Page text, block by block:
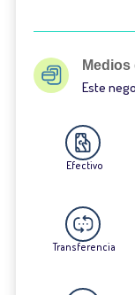
Medios
Este
Efectivo
Transferencia